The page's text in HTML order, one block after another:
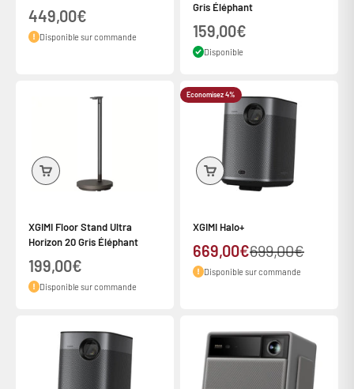
Prix de vente
449,00€
Disponible sur commande
Gris Éléphant
Prix de vente
159,00€
Disponible
XGIMI Floor Stand Ultra
Horizon 20 Gris Éléphant
Prix de vente
199,00€
Disponible sur commande
Economisez 4%
XGIMI Halo+
Prix de vente
669,00€Prix normal
699,00€
Disponible sur commande